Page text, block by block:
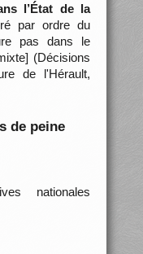
l’État de la
par ordre du
pas dans le
(Décisions
de l'Hérault,
de peine
nationales